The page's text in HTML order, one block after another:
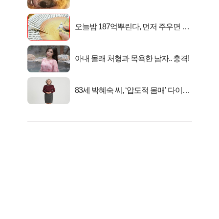
오늘밤 187억뿌린다, 먼저 주우면 최
아내 몰래 처형과 목욕한 남자.. 충격!
83세 박혜숙 씨, ‘압도적 몸매’ 다이어